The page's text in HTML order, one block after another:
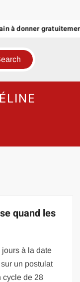
gratuitement
quand les
à la date
un postulat
cycle de 28